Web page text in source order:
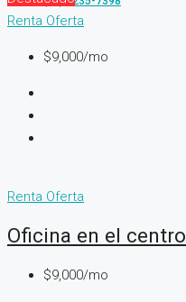
Renta Oferta
$9,000/mo
Renta Oferta
Oficina en el centro
$9,000/mo